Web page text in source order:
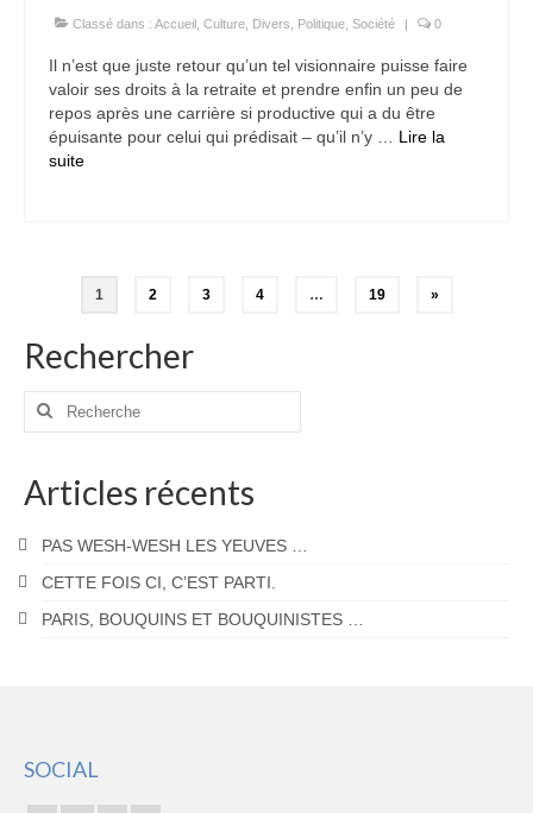
Classé dans : Accueil Culture Divers Politique Société | 0
Il n’est que juste retour qu’un tel visionnaire puisse faire
valoir ses droits à la retraite et prendre enfin un peu de
repos après une carrière si productive qui a du être
épuisante pour celui qui prédisait – qu’il n’y … Lire la
suite­­
Pagination
des
publications
1 2 3 4 … 19 »
Rechercher
Rechercher
Articles récents
PAS WESH-WESH LES YEUVES …
CETTE FOIS CI, C’EST PARTI.
PARIS, BOUQUINS ET BOUQUINISTES …
SOCIAL